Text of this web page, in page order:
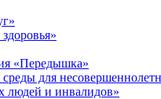
«Передышка»
для
людей и инвалидов»